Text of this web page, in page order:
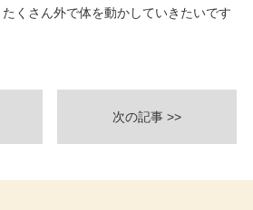
くさん外で体を動かしていきたいです
次の記事 >>